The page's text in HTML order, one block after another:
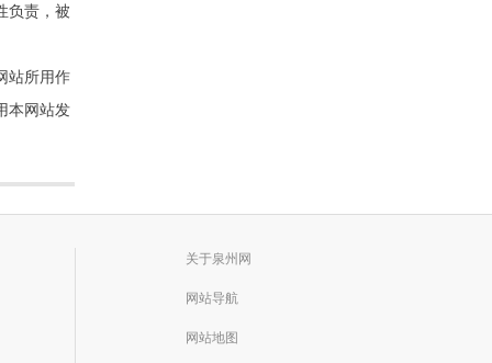
负责，被
站所用作
本网站发
关于泉州网
网站导航
网站地图